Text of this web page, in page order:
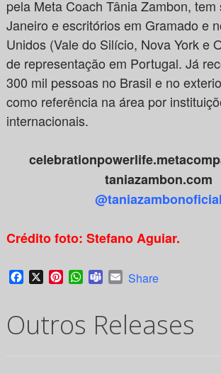
pela Meta Coach Tânia Zambon,
Janeiro e escritórios em Gramado e
Unidos (Vale do Silício, Nova York e
de representação em Portugal. Já
300 mil pessoas no Brasil e no
como referência na área por
internacionais.
taniazambon.com
@taniazambonoficial
Crédito foto: Stefano Aguiar.
Facebook
X PinterestWhatsApp
TeamsEmail
Share
Outros Releases